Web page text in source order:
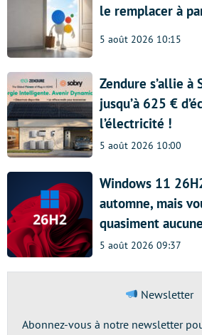
le remplacer à
5 août 2026 10:15
Zendure s’allie à
jusqu’à 625 €
l’électricité !
5 août 2026 10:00
Windows 11
automne, mais
quasiment
5 août 2026 09:37
Newsletter
Abonnez-vous à notre newsletter